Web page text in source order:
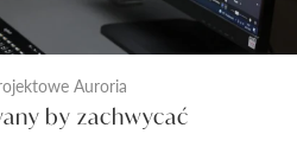
Auroria
by zachwycać